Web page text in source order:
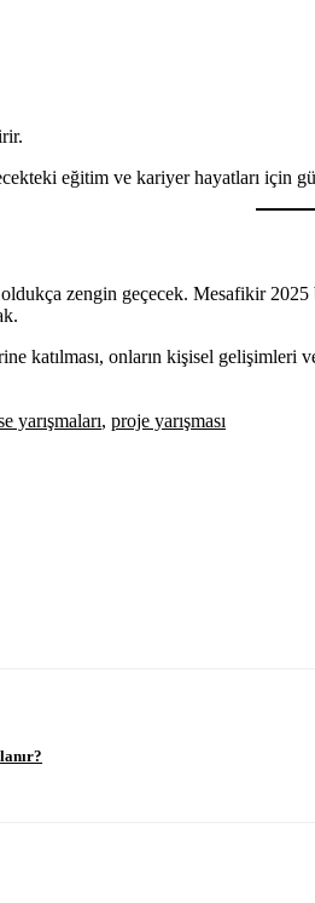
eğitim ve kariyer hayatları için
oldukça zengin geçecek. Mesafikir
katılması, onların kişisel gelişimleri
yarışmaları, proje yarışması